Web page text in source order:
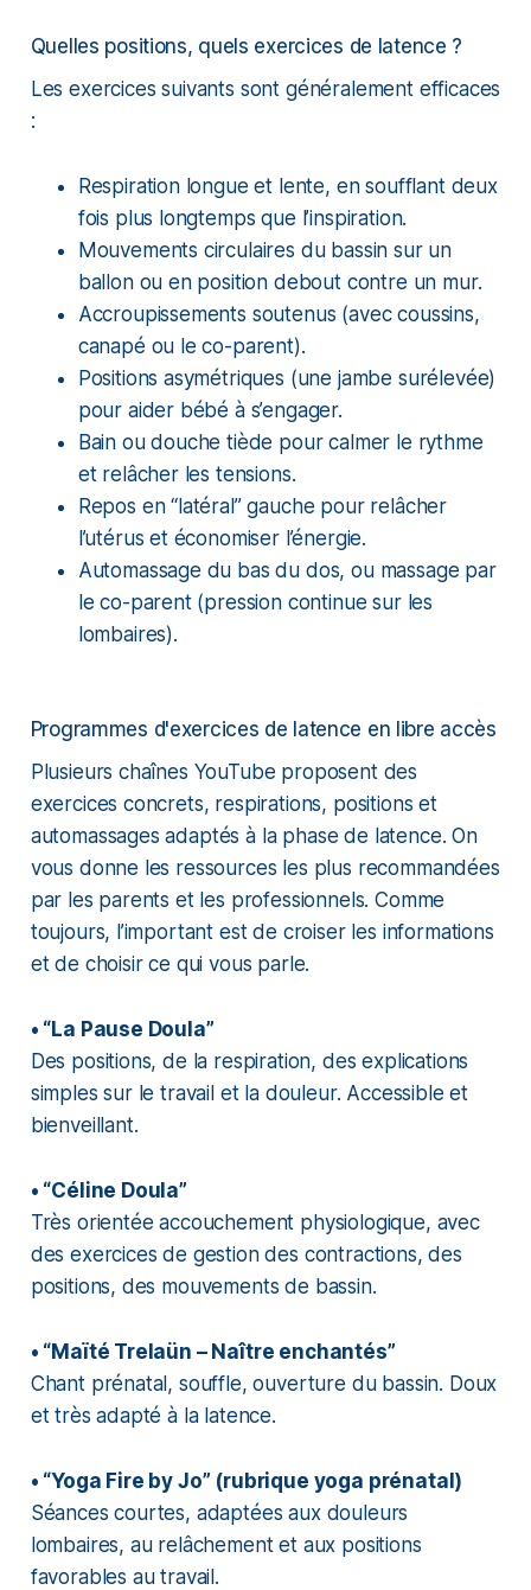
Quelles positions, quels exercices de latence ?
Les exercices suivants sont généralement efficaces
:
Respiration longue et lente, en soufflant deux
fois plus longtemps que l’inspiration.
Mouvements circulaires du bassin sur un
ballon ou en position debout contre un mur.
Accroupissements soutenus (avec coussins,
canapé ou le co-parent).
Positions asymétriques (une jambe surélevée)
pour aider bébé à s’engager.
Bain ou douche tiède pour calmer le rythme
et relâcher les tensions.
Repos en “latéral” gauche pour relâcher
l’utérus et économiser l’énergie.
Automassage du bas du dos, ou massage par
le co-parent (pression continue sur les
lombaires).
Programmes d'exercices de latence en libre accès
Plusieurs chaînes YouTube proposent des
exercices concrets, respirations, positions et
automassages adaptés à la phase de latence. On
vous donne les ressources les plus recommandées
par les parents et les professionnels. Comme
toujours, l’important est de croiser les informations
et de choisir ce qui vous parle.
• “La Pause Doula”
Des positions, de la respiration, des explications
simples sur le travail et la douleur. Accessible et
bienveillant.
• “Céline Doula”
Très orientée accouchement physiologique, avec
des exercices de gestion des contractions, des
positions, des mouvements de bassin.
• “Maïté Trelaün – Naître enchantés”
Chant prénatal, souffle, ouverture du bassin. Doux
et très adapté à la latence.
• “Yoga Fire by Jo” (rubrique yoga prénatal)
Séances courtes, adaptées aux douleurs
lombaires, au relâchement et aux positions
favorables au travail.